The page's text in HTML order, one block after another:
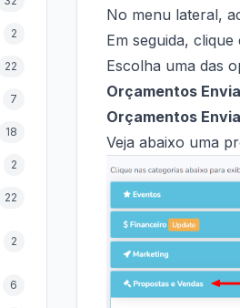
2
22
7
18
2
22
2
6
No menu lateral,
Em seguida, clique
Escolha uma das
Orçamentos
Orçamentos
Veja abaixo uma